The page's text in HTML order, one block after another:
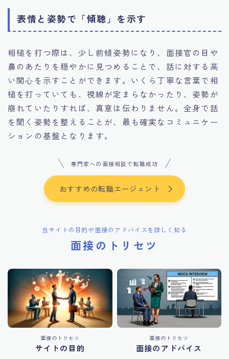
表情と姿勢で「傾聴」を示す
相槌を打つ際は、少し前傾姿勢になり、面接官の目や
鼻のあたりを穏やかに見つめることで、話に対する高
い関心を示すことができます。いくら丁寧な言葉で相
槌を打っていても、視線が定まらなかったり、姿勢が
崩れていたりすれば、真意は伝わりません。全身で話
を聞く姿勢を整えることが、最も確実なコミュニケー
ションの基盤となります。
専門家への面接相談で転職成功
おすすめの転職エージェント
当サイトの目的や面接のアドバイスを詳しく知る
面接のトリセツ
面接のトリセツ
サイトの目的
面接のトリセツ
面接のアドバイス